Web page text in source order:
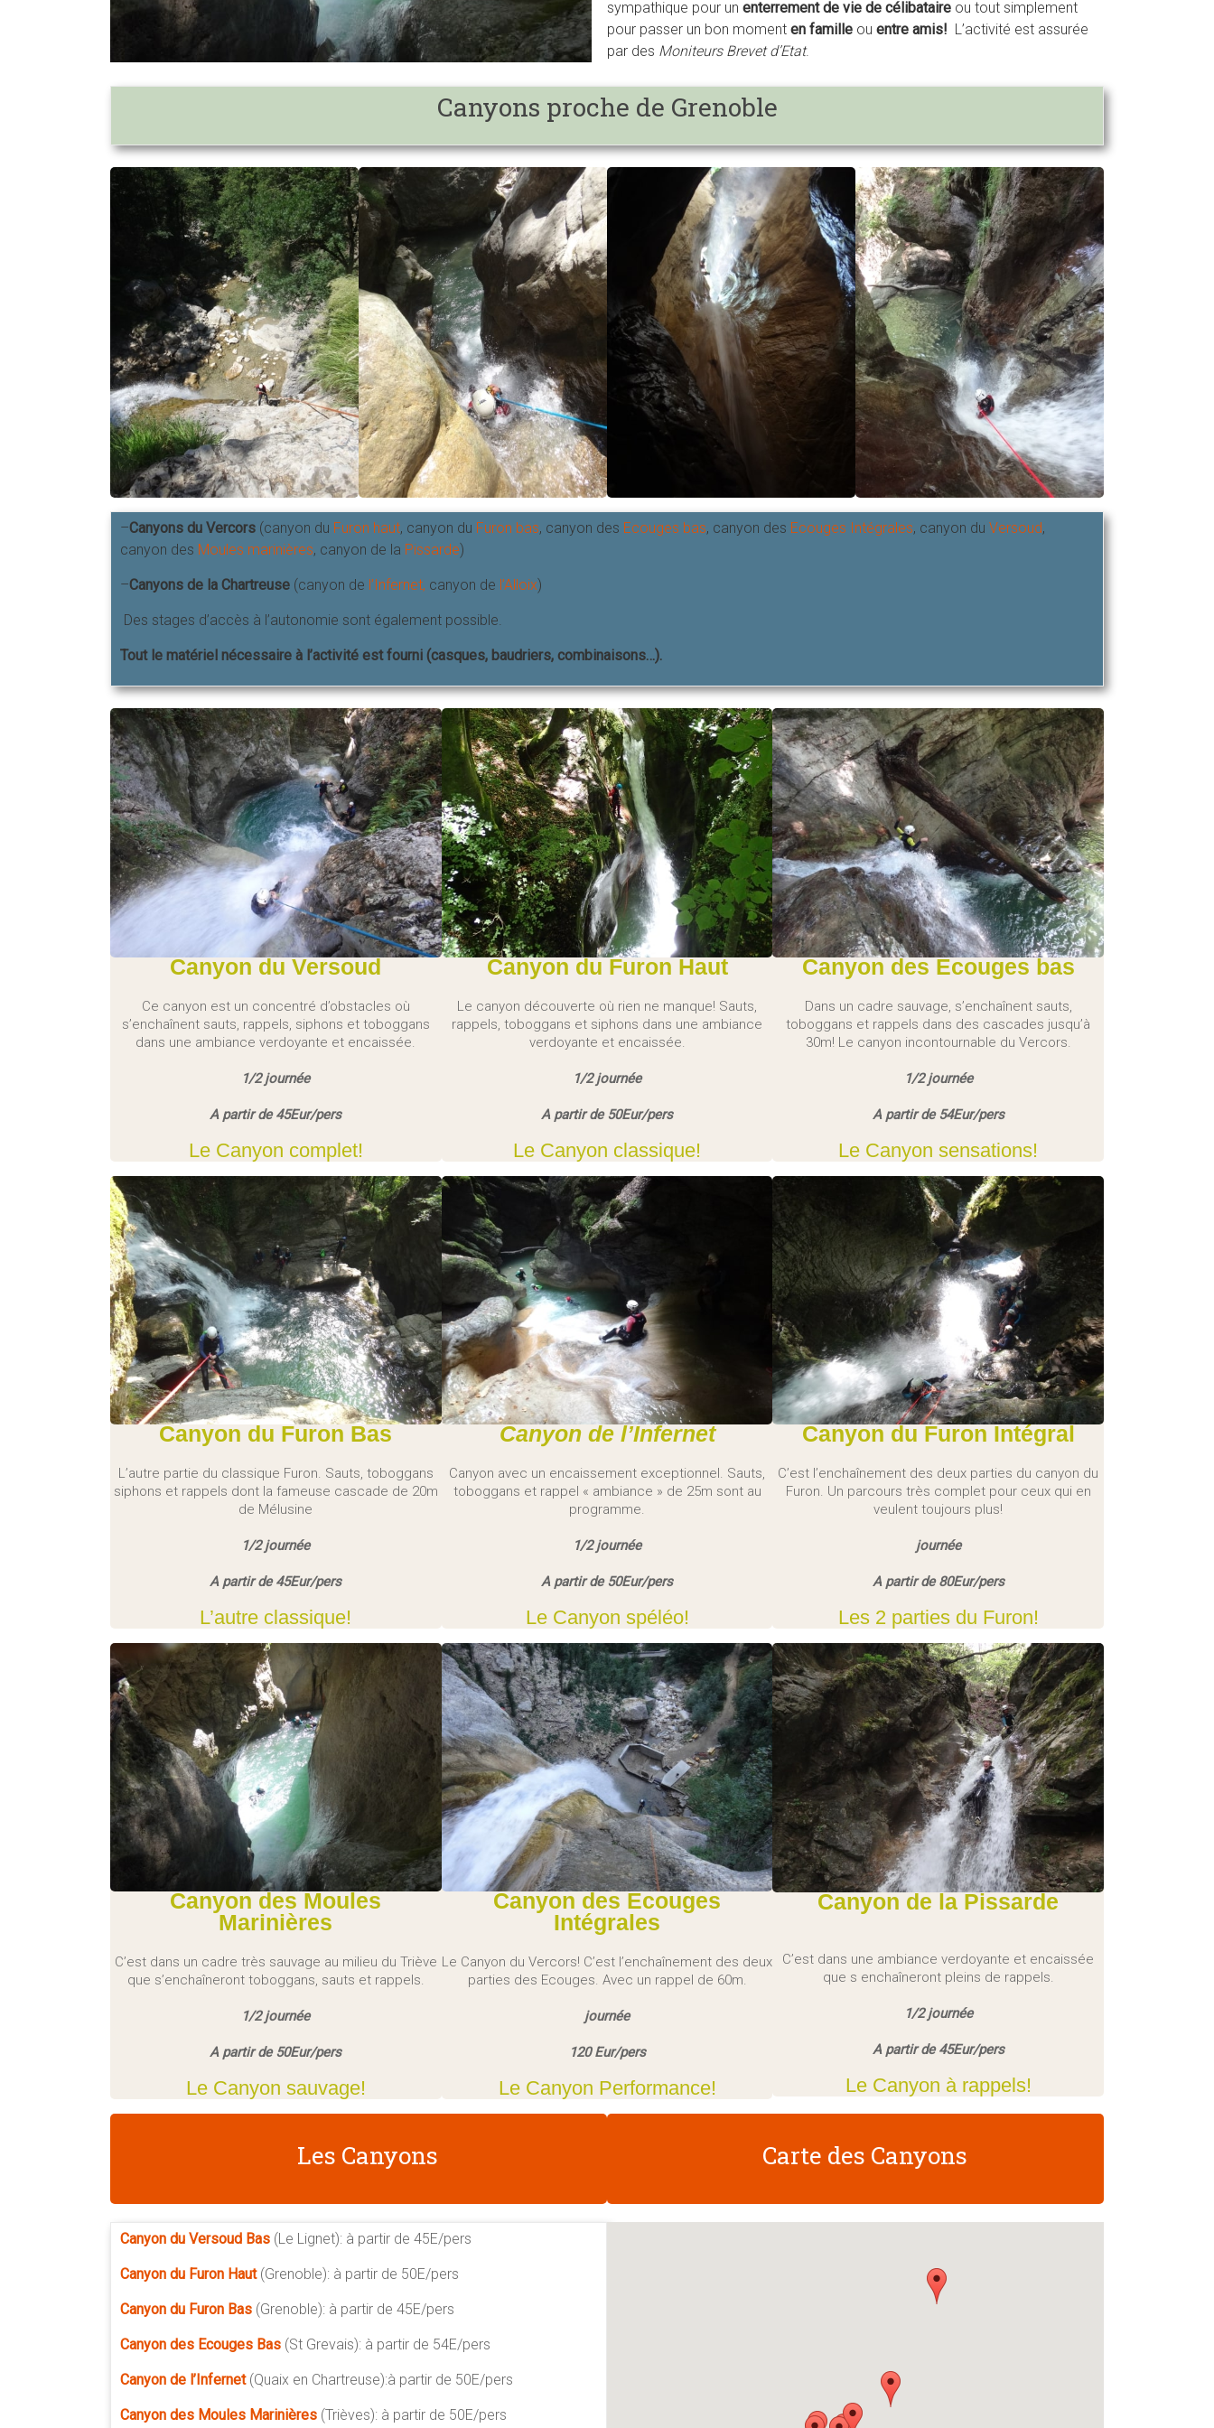
sympathique pour un enterrement de vie de célibataire ou tout simplement
pour passer un bon moment en famille ou entre amis! L’activité est assurée
par des Moniteurs Brevet d’Etat.
Canyons proche de Grenoble
–Canyons du Vercors (canyon du Furon haut, canyon du Furon bas, canyon des Ecouges bas, canyon des Ecouges Intégrales, canyon du Versoud,
canyon des Moules marinières, canyon de la Pissarde)
–Canyons de la Chartreuse (canyon de l’Infernet, canyon de l’Alloix)
Des stages d’accès à l’autonomie sont également possible.
Tout le matériel nécessaire à l’activité est fourni (casques, baudriers, combinaisons…).
Canyon du Versoud
Ce canyon est un concentré d’obstacles où
s’enchaînent sauts, rappels, siphons et toboggans
dans une ambiance verdoyante et encaissée.
1/2 journée
A partir de 45Eur/pers
Le Canyon complet!
Canyon du Furon Haut
Le canyon découverte où rien ne manque! Sauts,
rappels, toboggans et siphons dans une ambiance
verdoyante et encaissée.
1/2 journée
A partir de 50Eur/pers
Le Canyon classique!
Canyon des Ecouges bas
Dans un cadre sauvage, s’enchaînent sauts,
toboggans et rappels dans des cascades jusqu’à
30m! Le canyon incontournable du Vercors.
1/2 journée
A partir de 54Eur/pers
Le Canyon sensations!
Canyon du Furon Bas
L’autre partie du classique Furon. Sauts, toboggans
siphons et rappels dont la fameuse cascade de 20m
de Mélusine
1/2 journée
A partir de 45Eur/pers
L’autre classique!
Canyon de l’Infernet
Canyon avec un encaissement exceptionnel. Sauts,
toboggans et rappel « ambiance » de 25m sont au
programme.
1/2 journée
A partir de 50Eur/pers
Le Canyon spéléo!
Canyon du Furon Intégral
C’est l’enchaînement des deux parties du canyon du
Furon. Un parcours très complet pour ceux qui en
veulent toujours plus!
journée
A partir de 80Eur/pers
Les 2 parties du Furon!
Canyon des Moules
Marinières
C’est dans un cadre très sauvage au milieu du Triève
que s’enchaîneront toboggans, sauts et rappels.
1/2 journée
A partir de 50Eur/pers
Le Canyon sauvage!
Canyon des Ecouges
Intégrales
Le Canyon du Vercors! C’est l’enchaînement des deux
parties des Ecouges. Avec un rappel de 60m.
journée
120 Eur/pers
Le Canyon Performance!
Canyon de la Pissarde
C’est dans une ambiance verdoyante et encaissée
que s enchaîneront pleins de rappels.
1/2 journée
A partir de 45Eur/pers
Le Canyon à rappels!
Les Canyons
Canyon du Versoud Bas (Le Lignet): à partir de 45E/pers
Canyon du Furon Haut(Grenoble): à partir de 50E/pers
Canyon du Furon Bas (Grenoble): à partir de 45E/pers
Canyon des Ecouges Bas (St Grevais): à partir de 54E/pers
Canyon de l’Infernet(Quaix en Chartreuse):à partir de 50E/pers
Canyon des Moules Marinières (Trièves): à partir de 50E/pers
Carte des Canyons